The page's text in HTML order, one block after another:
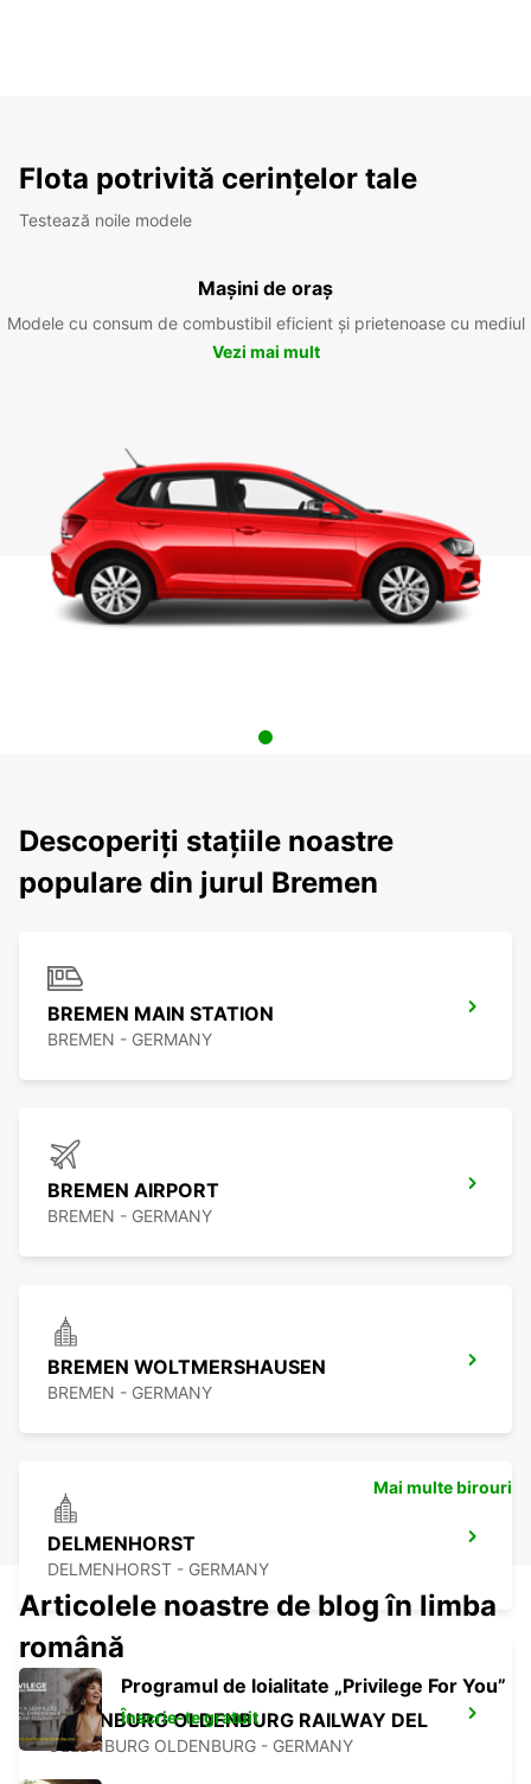
Flota potrivită cerințelor tale
Testează noile modele
Mașini de oraș
Modele cu consum de combustibil eficient și prietenoase cu mediul
Vezi mai mult
Descoperiți stațiile noastre
populare din jurul Bremen
BREMEN MAIN STATION
BREMEN - GERMANY
BREMEN AIRPORT
BREMEN - GERMANY
BREMEN WOLTMERSHAUSEN
BREMEN - GERMANY
DELMENHORST
DELMENHORST - GERMANY
OLDENBURG OLDENBURG RAILWAY DEL
OLEDNBURG OLDENBURG - GERMANY
Mai multe birouri
Articolele noastre de blog în limba
română
Programul de loialitate „Privilege For You”
Înscrie-te gratuit